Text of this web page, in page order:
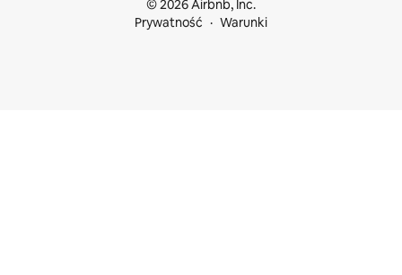
© 2026 Airbnb, Inc.
Prywatność
Warunki